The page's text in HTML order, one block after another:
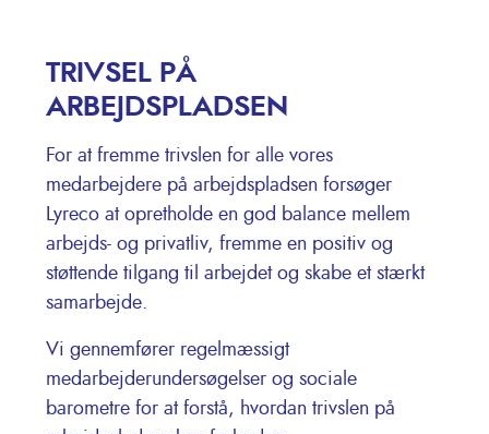
TRIVSEL PÅ
ARBEJDSPLADSEN
For at fremme trivslen for alle vores
medarbejdere på arbejdspladsen forsøger
Lyreco at opretholde en god balance mellem
arbejds- og privatliv, fremme en positiv og
støttende tilgang til arbejdet og skabe et stærkt
samarbejde.
Vi gennemfører regelmæssigt
medarbejderundersøgelser og sociale
barometre for at forstå, hvordan trivslen på